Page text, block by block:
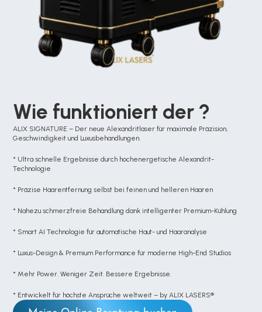
Wie funktioniert der ?
ALIX SIGNATURE – Der neue Alexandritlaser für maximale Präzision,
Geschwindigkeit und Luxusbehandlungen.
* Ultra schnelle Ergebnisse durch hochenergetische Alexandrit-
Technologie
* Präzise Haarentfernung selbst bei feinen und helleren Haaren
* Nahezu schmerzfreie Behandlung dank intelligenter Premium-Kühlung
* Smart AI Technologie für automatische Haut- und Haaranalyse
* Luxus-Design & Premium Performance für moderne High-End Studios
* Mehr Power. Weniger Zeit. Bessere Ergebnisse.
* Entwickelt für höchste Ansprüche weltweit – by ALIX LASERS®